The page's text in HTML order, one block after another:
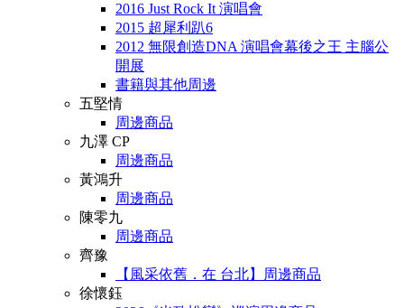
2016 Just Rock It 演唱會
2015 超犀利趴6
2012 無限創造DNA 演唱會幕後之王 主腦公
開展
書籍與其他周邊
五堅情
周邊商品
九澤 CP
周邊商品
黃鴻升
周邊商品
陳零九
周邊商品
齊豫
【風采依舊．在 台北】周邊商品
徐懷鈺